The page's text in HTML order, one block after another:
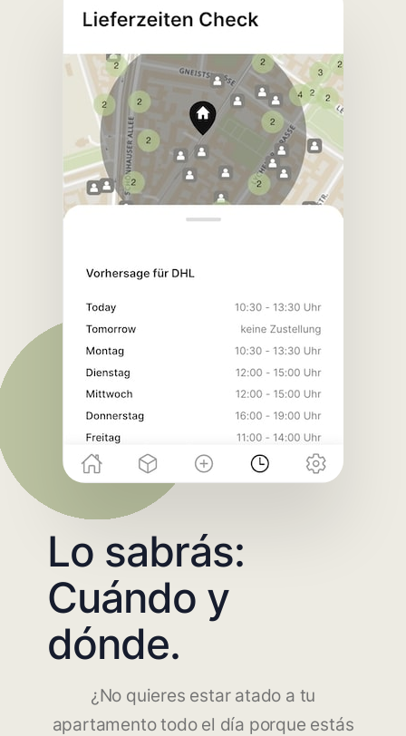
Lo sabrás:
Cuándo y
dónde.
¿No quieres estar atado a tu
apartamento todo el día porque estás